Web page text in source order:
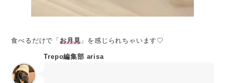
食べるだけで「お月見 」を感じられちゃいます♡
Trepo編集部 arisa